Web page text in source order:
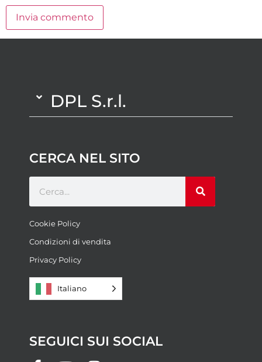
DPL S.r.l.
CERCA NEL SITO
Cookie Policy
Condizioni di vendita
Privacy Policy
Italiano
SEGUICI SUI SOCIAL